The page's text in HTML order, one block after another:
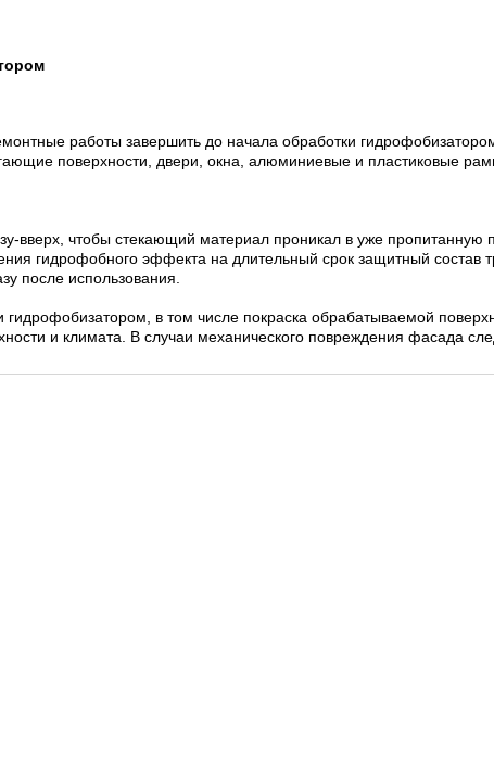
работы завершить до начала обработки
поверхности, двери, окна, алюминиевые и пластиковые
вверх, чтобы стекающий материал проникал в уже
гидрофобного эффекта на длительный срок защитный состав
после использования.
в том числе покраска обрабатываемой
и климата. В случаи механического повреждения фасада